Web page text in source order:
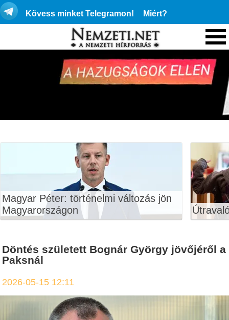
Kövess minket Telegramon! Miért?
Magyar Péter: történelmi változás jön
Magyarországon
Döntés született Bognár György jövőjéről a
Paksnál
2026-05-15 12:11